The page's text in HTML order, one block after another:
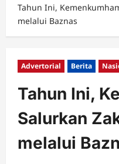
Tahun Ini,
melalui Baznas
Advertorial Berita
Tahun Ini,
Salurkan
melalui